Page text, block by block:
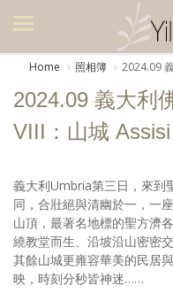
美食集
美飲集
廚房集
旅遊美食集
生活風
書房集
Home 照相簿 2024.09
2024.09 義大利
VIII：山城 Assisi
義大利Umbria第三日，來到
同，合壯絕與清幽於一，一
山頂，最著名地標的聖方濟
繞教堂而生、沿坡沿山密密
其餘山城更雍容華美的民居
映，時刻分秒皆神迷……